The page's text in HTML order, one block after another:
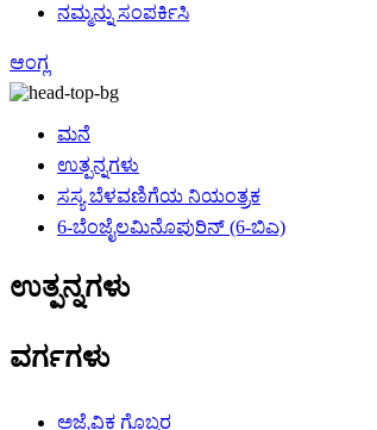
ನಮ್ಮನ್ನು ಸಂಪರ್ಕಿಸಿ
ಆಂಗ್ಲ
ಮನೆ
ಉತ್ಪನ್ನಗಳು
ಸಸ್ಯ ಬೆಳವಣಿಗೆಯ ನಿಯಂತ್ರಕ
6-ಬೆಂಜೈಲಮಿನೊಪುರಿನ್ (6-ಬಿಎ)
ಉತ್ಪನ್ನಗಳು
ವರ್ಗಗಳು
ಅಜೈವಿಕ ಗೊಬ್ಬರ